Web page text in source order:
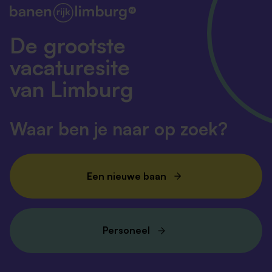
De grootste
vacaturesite
van Limburg
Waar ben je naar op zoek?
Een nieuwe baan
Personeel